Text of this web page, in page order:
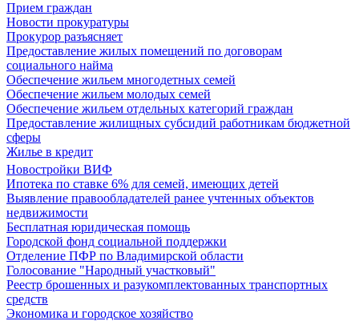
Прием граждан
Новости прокуратуры
Прокурор разъясняет
Предоставление жилых помещений по договорам
социального найма
Обеспечение жильем многодетных семей
Обеспечение жильем молодых семей
Обеспечение жильем отдельных категорий граждан
Предоставление жилищных субсидий работникам бюджетной
сферы
Жилье в кредит
Новостройки ВИФ
Ипотека по ставке 6% для семей, имеющих детей
Выявление правообладателей ранее учтенных объектов
недвижимости
Бесплатная юридическая помощь
Городской фонд социальной поддержки
Отделение ПФР по Владимирской области
Голосование "Народный участковый"
Реестр брошенных и разукомплектованных транспортных
средств
Экономика и городское хозяйство